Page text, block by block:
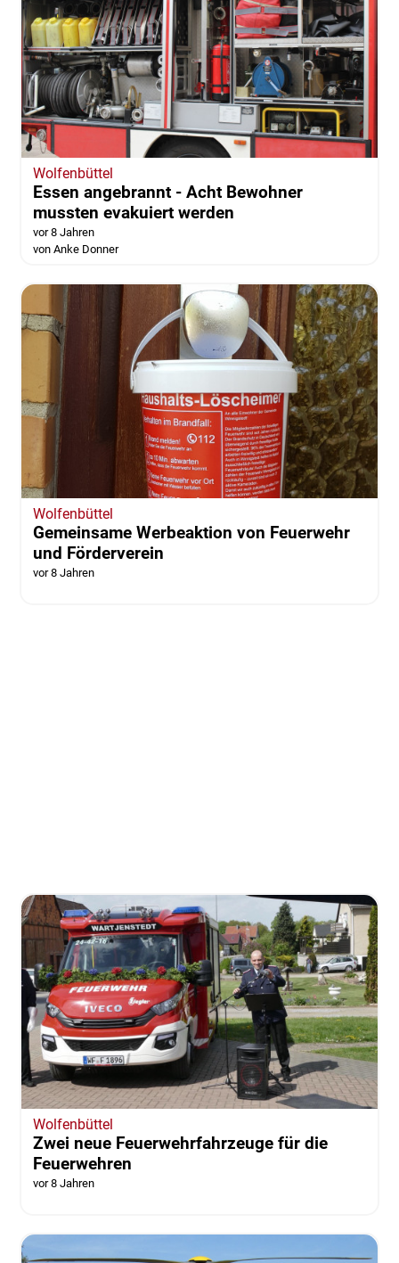
Wolfenbüttel
Essen angebrannt - Acht Bewohner
mussten evakuiert werden
vor 8 Jahren
von Anke Donner
Wolfenbüttel
Gemeinsame Werbeaktion von Feuerwehr
und Förderverein
vor 8 Jahren
Wolfenbüttel
Zwei neue Feuerwehrfahrzeuge für die
Feuerwehren
vor 8 Jahren